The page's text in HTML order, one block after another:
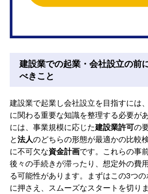
建設業での起業・会社設立の前
べきこと
建設業で起業し会社設立を目指すには
に関わる重要な知識を整理する必要が
には、事業規模に応じた建設業許可の
と法人のどちらの形態が最適かの比較
に不可欠な資金計画です。これらの事
後々の手続きが滞ったり、想定外の費
る可能性があります。まずはこの3つ
に押さえ、スムーズなスタートを切りま